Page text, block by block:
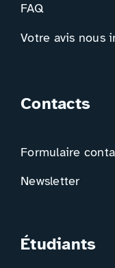
FAQ
Votre avis nous
Contacts
Formulaire
Newsletter
Étudiants